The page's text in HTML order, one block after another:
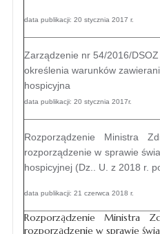
data publikacji: 20 stycznia 2017 r.
Zarządzenie nr 54/2016/
określenia warunków
hospicyjna
data publikacji: 20 stycznia 2017r.
Rozporządzenie Ministra
rozporządzenie w sprawie
hospicyjnej (Dz.. U. z 2018 r.
data publikacji: 21 czerwca 2018 r.
Rozporządzenie Ministra
rozporządzenie w sprawie